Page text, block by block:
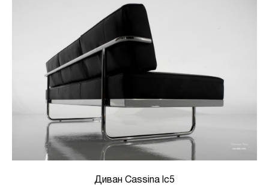
Диван Cassina lc5